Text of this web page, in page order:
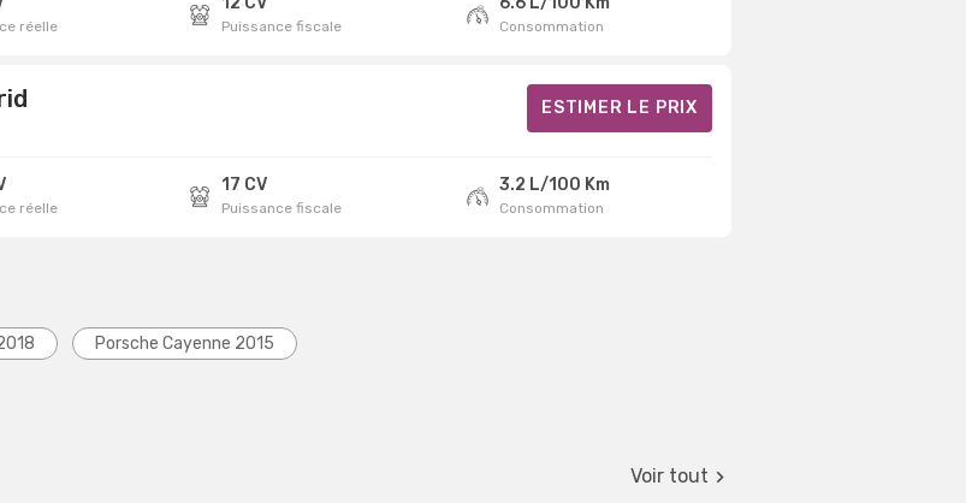
réelle Puissance fiscale Consommation
ESTIMER LE PRIX
réelle
17 CV
Puissance fiscale
3.2 L/100 Km
Consommation
Porsche Cayenne 2015
Voir tout